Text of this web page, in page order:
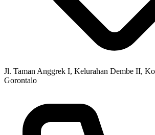
Jl. Taman Anggrek I, Kelurahan Dembe II,
Gorontalo